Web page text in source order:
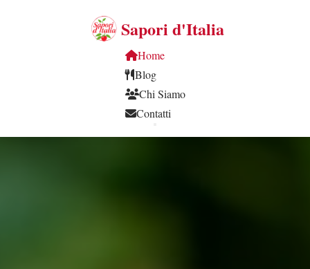
Sapori d'Italia
Home
Blog
Chi Siamo
Contatti